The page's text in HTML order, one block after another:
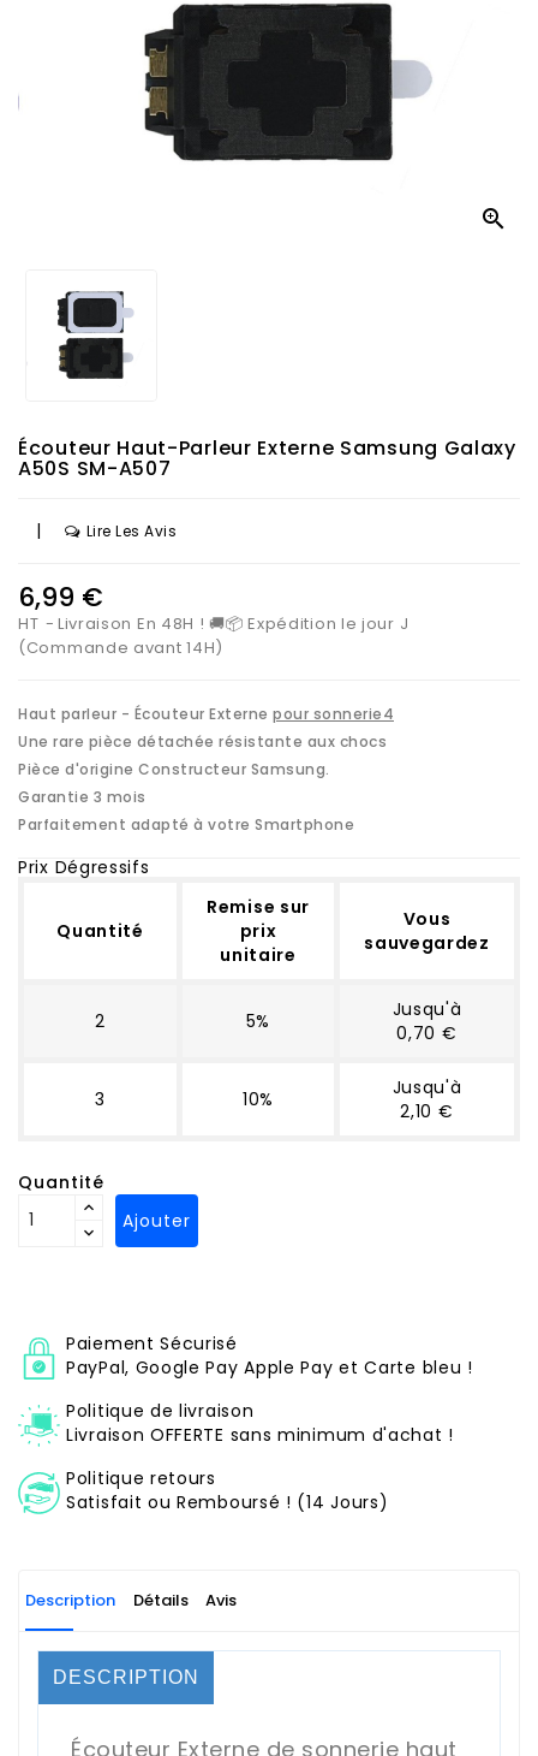

Écouteur Haut-Parleur Externe Samsung Galaxy
A50S SM-A507
| Lire Les Avis
6,99 €
HT
Livraison En 48H ! 🚚📦 Expédition le jour J
(Commande avant 14H)
Haut parleur - Écouteur Externe pour sonnerie4
Une rare pièce détachée résistante aux chocs
Pièce d'origine Constructeur Samsung.
Garantie 3 mois
Parfaitement adapté à votre Smartphone
Prix Dégressifs
Quantité
Remise sur
prix
unitaire
Vous
sauvegardez
2 5%
Jusqu'à
0,70 €
3 10%
Jusqu'à
2,10 €
Quantité
Ajouter
Paiement Sécurisé
PayPal, Google Pay Apple Pay et Carte bleu !
Politique de livraison
Livraison OFFERTE sans minimum d'achat !
Politique retours
Satisfait ou Remboursé ! (14 Jours)
Description Détails Avis
DESCRIPTION
Écouteur Externe de sonnerie haut